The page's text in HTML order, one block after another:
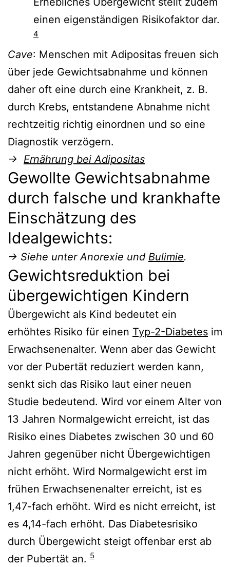
einen eigenständigen Risikofaktor dar.
4
Cave: Menschen mit Adipositas freuen sich
über jede Gewichtsabnahme und können
daher oft eine durch eine Krankheit, z. B.
durch Krebs, entstandene Abnahme nicht
rechtzeitig richtig einordnen und so eine
Diagnostik verzögern.
→ Ernährung bei Adipositas
Gewollte Gewichtsabnahme
durch falsche und krankhafte
Einschätzung des
Idealgewichts:
→ Siehe unter Anorexie und Bulimie.
Gewichtsreduktion bei
übergewichtigen Kindern
Übergewicht als Kind bedeutet ein
erhöhtes Risiko für einen Typ-2-Diabetes im
Erwachsenenalter. Wenn aber das Gewicht
vor der Pubertät reduziert werden kann,
senkt sich das Risiko laut einer neuen
Studie bedeutend. Wird vor einem Alter von
13 Jahren Normalgewicht erreicht, ist das
Risiko eines Diabetes zwischen 30 und 60
Jahren gegenüber nicht Übergewichtigen
nicht erhöht. Wird Normalgewicht erst im
frühen Erwachsenenalter erreicht, ist es
1,47-fach erhöht. Wird es nicht erreicht, ist
es 4,14-fach erhöht. Das Diabetesrisiko
durch Übergewicht steigt offenbar erst ab
der Pubertät an. 5